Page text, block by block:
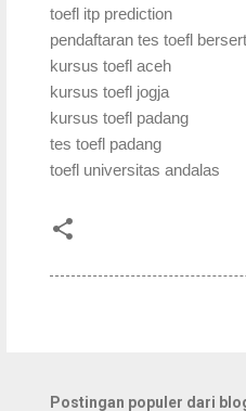
toefl itp prediction
pendaftaran tes toefl
kursus toefl aceh
kursus toefl jogja
kursus toefl padang
tes toefl padang
toefl universitas andalas
Postingan populer dari